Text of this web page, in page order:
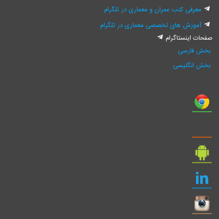
معرفی کتب عمران و معماری در تلگرام
آموزش های تخصصی معماری در تلگرام
صفحات اینستاگرام
بخش فارسی
بخش انگلیسی